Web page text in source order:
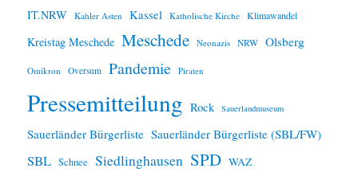
IT.NRW Kahler Asten Kassel Katholische Kirche Klimawandel
Kreistag Meschede Meschede Neonazis NRW Olsberg
Omikron Oversum Pandemie Piraten
Pressemitteilung Rock Sauerlandmuseum
Sauerländer Bürgerliste Sauerländer Bürgerliste (SBL/FW)
SBL Schnee Siedlinghausen SPD WAZ